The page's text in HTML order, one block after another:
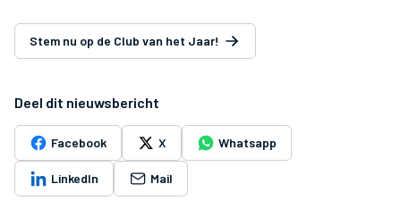
Stem nu op de Club van het Jaar!
Deel dit nieuwsbericht
Facebook X Whatsapp
LinkedIn Mail